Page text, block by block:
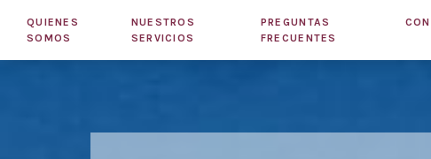
QUIENES
SOMOS
NUESTROS
SERVICIOS
PREGUNTAS
FRECUENTES